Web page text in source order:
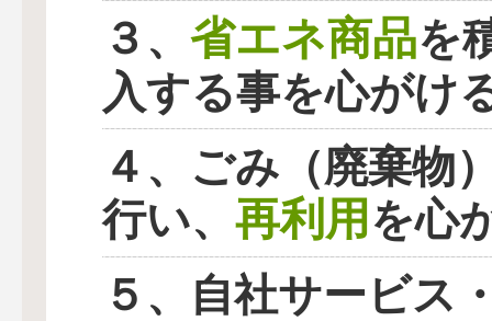
３、 省エネ商品を
入する事を心がけ
４、ごみ（廃棄物
行い、 再利用を心
５、自社サービス